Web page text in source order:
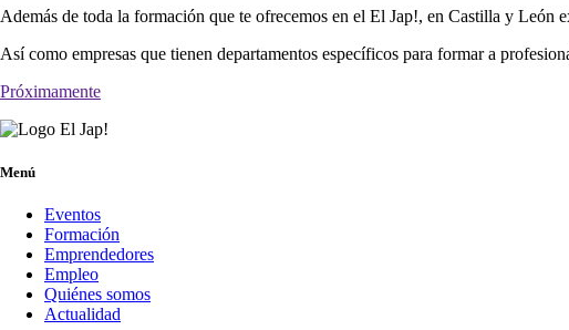
Además de toda la formación que te ofrecemos en el El Jap!, en Castilla y León
Así como empresas que tienen departamentos específicos para formar a
Próximamente
Menú
Eventos
Formación
Emprendedores
Empleo
Quiénes somos
Actualidad